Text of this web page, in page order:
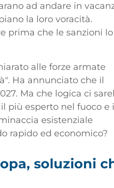
ad andare in
la loro voracità.
prima che le sanzioni lo
alle forze armate
Ha annunciato che il
Ma che logica ci
più esperto nel fuoco e
esistenziale
rapido ed economico?
soluzioni